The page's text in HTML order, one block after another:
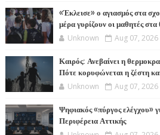
«Έκλεισε» ο αγιασμός στα
μέρα γυρίζουν οι μαθητές στα
Unknown Aug 07, 2026
Καιρός: Ανεβαίνει η
Πότε κορυφώνεται η ζέστη
Unknown Aug 07, 2026
Ψηφιακός «πύργος ελέγχου»
Περιφέρεια Αττικής